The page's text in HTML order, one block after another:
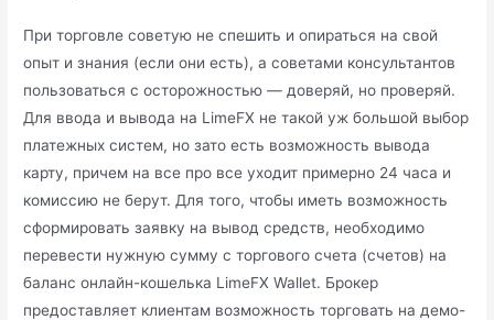
При торговле советую не спешить и опираться на свой
опыт и знания (если они есть), а советами консультантов
пользоваться с осторожностью — доверяй, но проверяй.
Для ввода и вывода на LimeFX не такой уж большой выбор
платежных систем, но зато есть возможность вывода
карту, причем на все про все уходит примерно 24 часа и
комиссию не берут. Для того, чтобы иметь возможность
сформировать заявку на вывод средств, необходимо
перевести нужную сумму с торгового счета (счетов) на
баланс онлайн-кошелька LimeFX Wallet. Брокер
предоставляет клиентам возможность торговать на демо-